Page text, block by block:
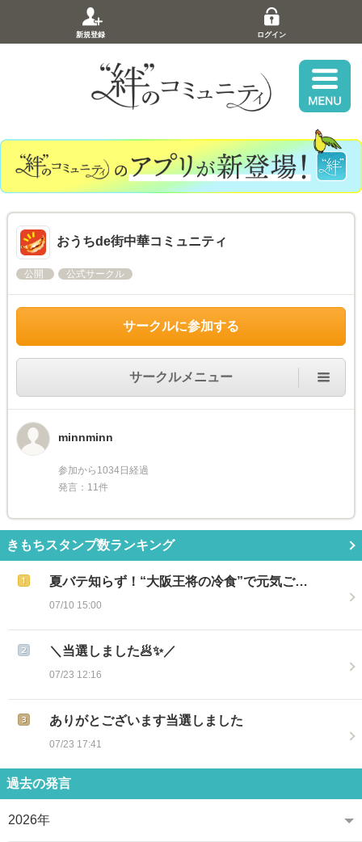
新規登録 ログイン
おうちde街中華コミュニティ
公開 公式サークル
サークルに参加する
サークルメニュー
minnminn
参加から1034日経過
発言：11件
きもちスタンプ数ランキング
夏バテ知らず！“大阪王将の冷食”で元気ご…
07/10 15:00
＼当選しました🥟✨／
07/23 12:16
ありがとございます当選しました
07/23 17:41
過去の発言
2026年